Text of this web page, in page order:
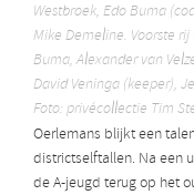
Westbroek, Edo Buma
Mike Demeline. Voorste
Buma, Alexander van
David Veninga (keeper),
Foto: privécollectie Tim
Oerlemans blijkt een
districtselftallen. Na een
de A-jeugd terug op het